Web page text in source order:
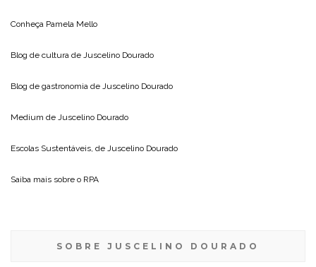
Conheça Pamela Mello
Blog de cultura de Juscelino Dourado
Blog de gastronomia de Juscelino Dourado
Medium de Juscelino Dourado
Escolas Sustentáveis, de Juscelino Dourado
Saiba mais sobre o RPA
SOBRE JUSCELINO DOURADO